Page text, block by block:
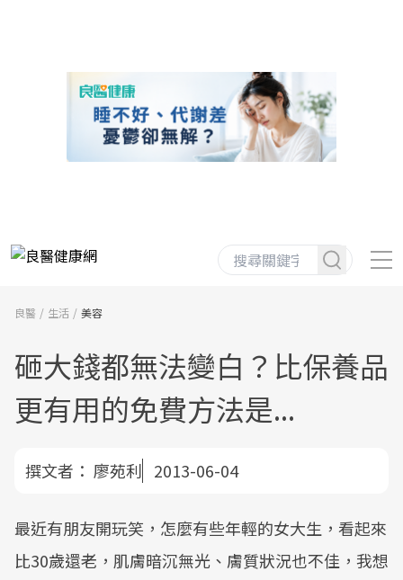
良醫 生活 美容
砸大錢都無法變白？比保養品
更有用的免費方法是...
撰文者： 廖苑利 2013-06-04
最近有朋友開玩笑，怎麼有些年輕的女大生，看起來
比30歲還老，肌膚暗沉無光、膚質狀況也不佳，我想